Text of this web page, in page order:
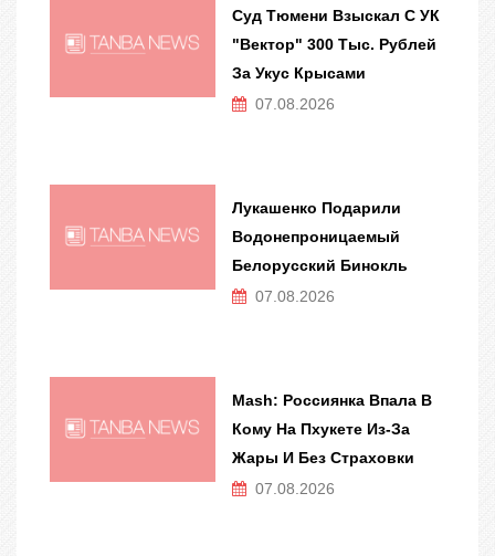
Суд Тюмени Взыскал С УК
"Вектор" 300 Тыс. Рублей
За Укус Крысами
07.08.2026
Лукашенко Подарили
Водонепроницаемый
Белорусский Бинокль
07.08.2026
Mash: Россиянка Впала В
Кому На Пхукете Из-За
Жары И Без Страховки
07.08.2026